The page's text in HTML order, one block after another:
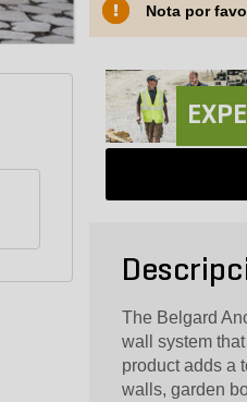
Nota por
The Belgard
wall system
product adds a
walls, garden